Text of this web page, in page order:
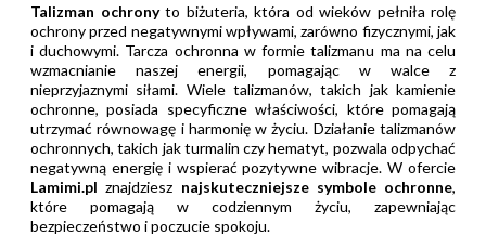
Talizman ochronyto biżuteria, która od wieków pełniła rolę
ochrony przed negatywnymi wpływami, zarówno fizycznymi, jak
i duchowymi. Tarcza ochronna w formie talizmanu ma na celu
wzmacnianie naszej energii, pomagając w walce z
nieprzyjaznymi siłami. Wiele talizmanów, takich jak kamienie
ochronne, posiada specyficzne właściwości, które pomagają
utrzymać równowagę i harmonię w życiu. Działanie talizmanów
ochronnych, takich jak turmalin czy hematyt, pozwala odpychać
negatywną energię i wspierać pozytywne wibracje. W ofercie
Lamimi.pl znajdziesz najskuteczniejsze symbole ochronne,
które pomagają w codziennym życiu, zapewniając
bezpieczeństwo i poczucie spokoju.